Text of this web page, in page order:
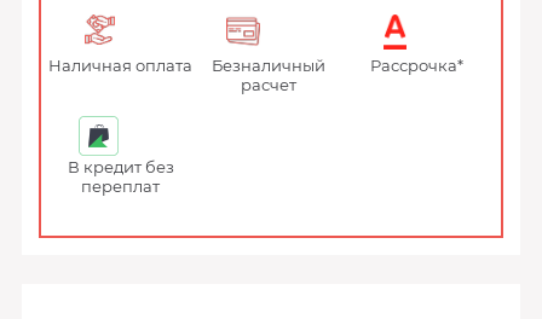
Наличная оплата
Безналичный
расчет
Рассрочка*
В кредит без
переплат